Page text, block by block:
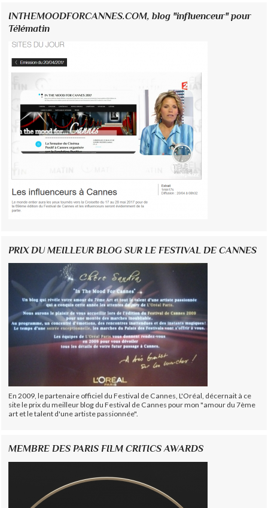
INTHEMOODFORCANNES.COM, blog "influenceur" pour
Télématin
PRIX DU MEILLEUR BLOG SUR LE FESTIVAL DE CANNES
En 2009, le partenaire officiel du Festival de Cannes, L'Oréal, décernait à ce
site le prix du meilleur blog du Festival de Cannes pour mon "amour du 7ème
art et le talent d'une artiste passionnée".
MEMBRE DES PARIS FILM CRITICS AWARDS